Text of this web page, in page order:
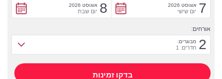
7 אוגוסט 2026
יום שישי 8 אוגוסט 2026
יום שבת
אורחים:
2 מבוגרים:
חדרים: 1